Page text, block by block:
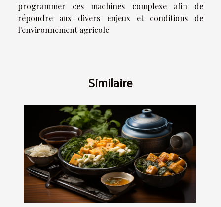
programmer ces machines complexe afin de
répondre aux divers enjeux et conditions de
l'environnement agricole.
Similaire